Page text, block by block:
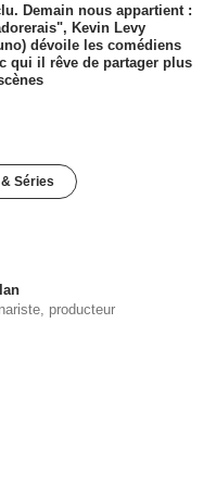
Demain nous appartient :
Kevin Levy
dévoile les comédiens
qui il rêve de partager plus
Séries
producteur